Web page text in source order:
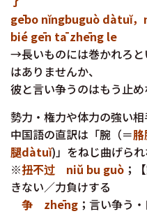
gēbo nĭngbuguò dàtuĭ，
bié gēn tā zhēng le
→長いものには巻かれろと
はありませんか、
彼と言い争うのはもう止
勢力・権力や体力の強い相
中国語の直訳は「腕（＝
腿dàtuĭ)」をねじ曲げられ
※扭不过 niǔ bu guò ；
きない／力負けする
争 zhēng ；言い争う